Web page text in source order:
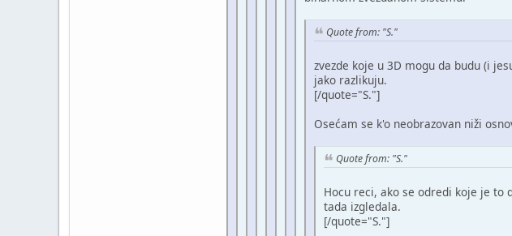
Quote from: "S."
zvezde koje u 3D mogu da budu (i
jako razlikuju.
[/quote="S."]
Osećam se k'o neobrazovan niži
Quote from: "S."
Hocu reci, ako se odredi koje je to
tada izgledala.
[/quote="S."]